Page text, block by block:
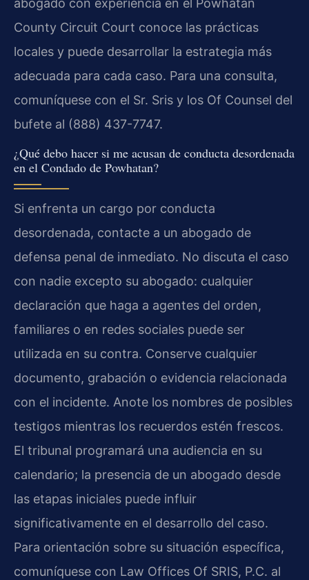
abogado con experiencia en el Powhatan
County Circuit Court conoce las prácticas
locales y puede desarrollar la estrategia más
adecuada para cada caso. Para una consulta,
comuníquese con el Sr. Sris y los Of Counsel del
bufete al (888) 437-7747.
¿Qué debo hacer si me acusan de conducta desordenada
en el Condado de Powhatan?
Si enfrenta un cargo por conducta
desordenada, contacte a un abogado de
defensa penal de inmediato. No discuta el caso
con nadie excepto su abogado: cualquier
declaración que haga a agentes del orden,
familiares o en redes sociales puede ser
utilizada en su contra. Conserve cualquier
documento, grabación o evidencia relacionada
con el incidente. Anote los nombres de posibles
testigos mientras los recuerdos estén frescos.
El tribunal programará una audiencia en su
calendario; la presencia de un abogado desde
las etapas iniciales puede influir
significativamente en el desarrollo del caso.
Para orientación sobre su situación específica,
comuníquese con Law Offices Of SRIS, P.C. al